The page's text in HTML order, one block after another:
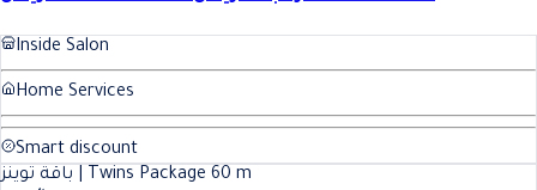
Inside Salon
Home Services
Smart discount
باقة توينز | Twins Package 60 m